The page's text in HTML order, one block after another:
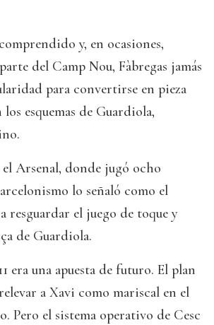
y, en ocasiones,
del Camp Nou, Fàbregas jamás
para convertirse en pieza
esquemas de Guardiola,
Arsenal, donde jugó ocho
lo señaló como el
resguardar el juego de toque y
de Guardiola.
era una apuesta de futuro. El plan
a Xavi como mariscal en el
Pero el sistema operativo de Cesc